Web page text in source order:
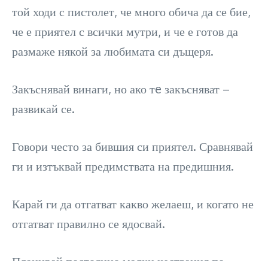
той ходи с пистолет, че много обича да се бие,
че е приятел с всички мутри, и че е готов да
размаже някой за любимата си дъщеря.
Закъснявай винаги, но ако тe закъсняват –
развикай се.
Говори често за бившия си приятел. Сравнявай
ги и изтъквай предимствата на предишния.
Карай ги да отгатват какво желаеш, и когато не
отгатват правилно се ядосвай.